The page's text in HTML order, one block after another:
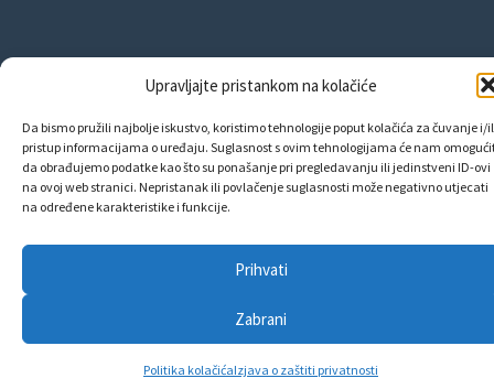
Upravljajte pristankom na kolačiće
Da bismo pružili najbolje iskustvo, koristimo tehnologije poput kolačića za čuvanje i/
pristup informacijama o uređaju. Suglasnost s ovim tehnologijama će nam
da obrađujemo podatke kao što su ponašanje pri pregledavanju ili jedinstveni ID-ovi
na ovoj web stranici. Nepristanak ili povlačenje suglasnosti može negativno utjecati
na određene karakteristike i funkcije.
Prihvati
Zabrani
Politika kolačićaIzjava o zaštiti privatnosti